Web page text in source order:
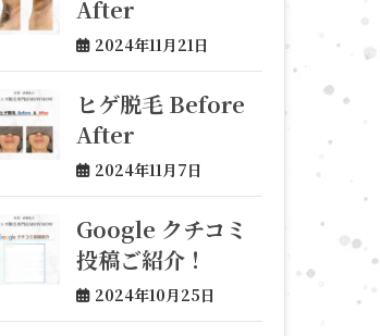
After
2024年11月21日
ヒゲ脱毛 Before
After
2024年11月7日
Google クチコミ
投稿ご紹介！
2024年10月25日